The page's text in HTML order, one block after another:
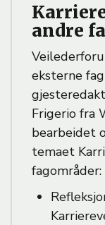
andre
eksterne
Frigerio fra
bearbeidet
temaet
fagområder: